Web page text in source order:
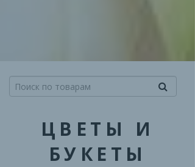
ЦВЕТЫ И
БУКЕТЫ